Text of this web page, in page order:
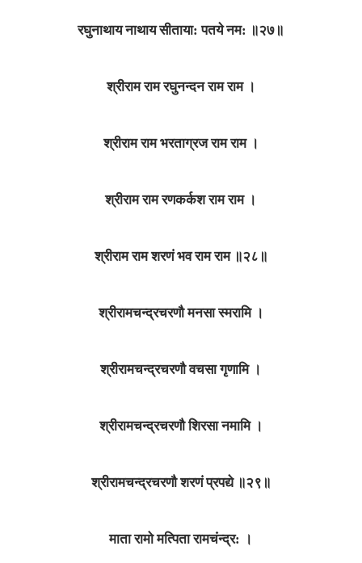
रघुनाथाय नाथाय सीताया: पतये नम: ॥२७॥
श्रीराम राम रघुनन्दन राम राम ।
श्रीराम राम भरताग्रज राम राम ।
श्रीराम राम रणकर्कश राम राम ।
श्रीराम राम शरणं भव राम राम ॥२८॥
श्रीरामचन्द्रचरणौ मनसा स्मरामि ।
श्रीरामचन्द्रचरणौ वचसा गृणामि ।
श्रीरामचन्द्रचरणौ शिरसा नमामि ।
श्रीरामचन्द्रचरणौ शरणं प्रपद्ये ॥२९॥
माता रामो मत्पिता रामचंन्द्र: ।